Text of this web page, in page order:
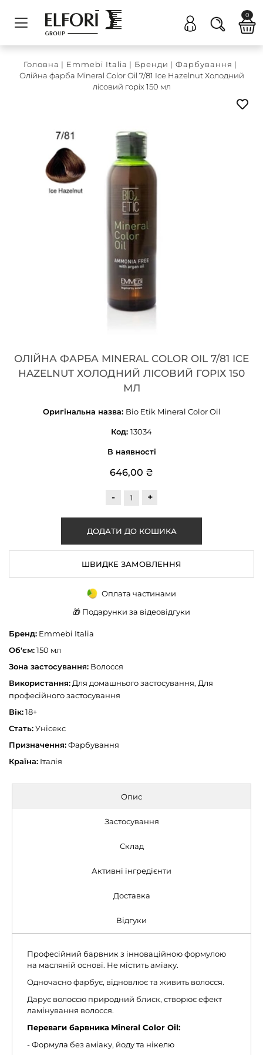
0
Головна | Emmebi Italia | Бренди | Фарбування |
Олійна фарба Mineral Color Oil 7/81 Ice Hazelnut Холодний
лісовий горіх 150 мл
ОЛІЙНА ФАРБА MINERAL COLOR OIL 7/81 ICE
HAZELNUT ХОЛОДНИЙ ЛІСОВИЙ ГОРІХ 150
МЛ
Оригінальна назва: Bio Etik Mineral Color Oil
Код: 13034
В наявності
646,00 ₴
- +
ШВИДКЕ ЗАМОВЛЕННЯ
Оплата частинами
🎁 Подарунки за відеовідгуки
Бренд: Emmebi Italia
Об'єм:150 мл
Зона застосування: Волосся
Використання: Для домашнього застосування, Для
професійного застосування
Вік:18+
Стать:Унісекс
Призначення:Фарбування
Країна: Італія
Опис
Застосування
Склад
Активні інгредієнти
Доставка
Відгуки
Професійний барвник з інноваційною формулою
на масляній основі. Не містить аміаку.
Одночасно фарбує, відновлює та живить волосся.
Дарує волоссю природний блиск, створює ефект
ламінування волосся.
Переваги барвника Mineral Color Oil:
- Формула без аміаку, йоду та нікелю